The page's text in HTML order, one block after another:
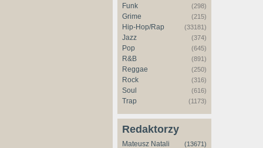
Funk (298)
Grime (215)
Hip-Hop/Rap (33181)
Jazz (374)
Pop (645)
R&B (891)
Reggae (250)
Rock (316)
Soul (616)
Trap (1173)
Redaktorzy
Mateusz Natali (13671)